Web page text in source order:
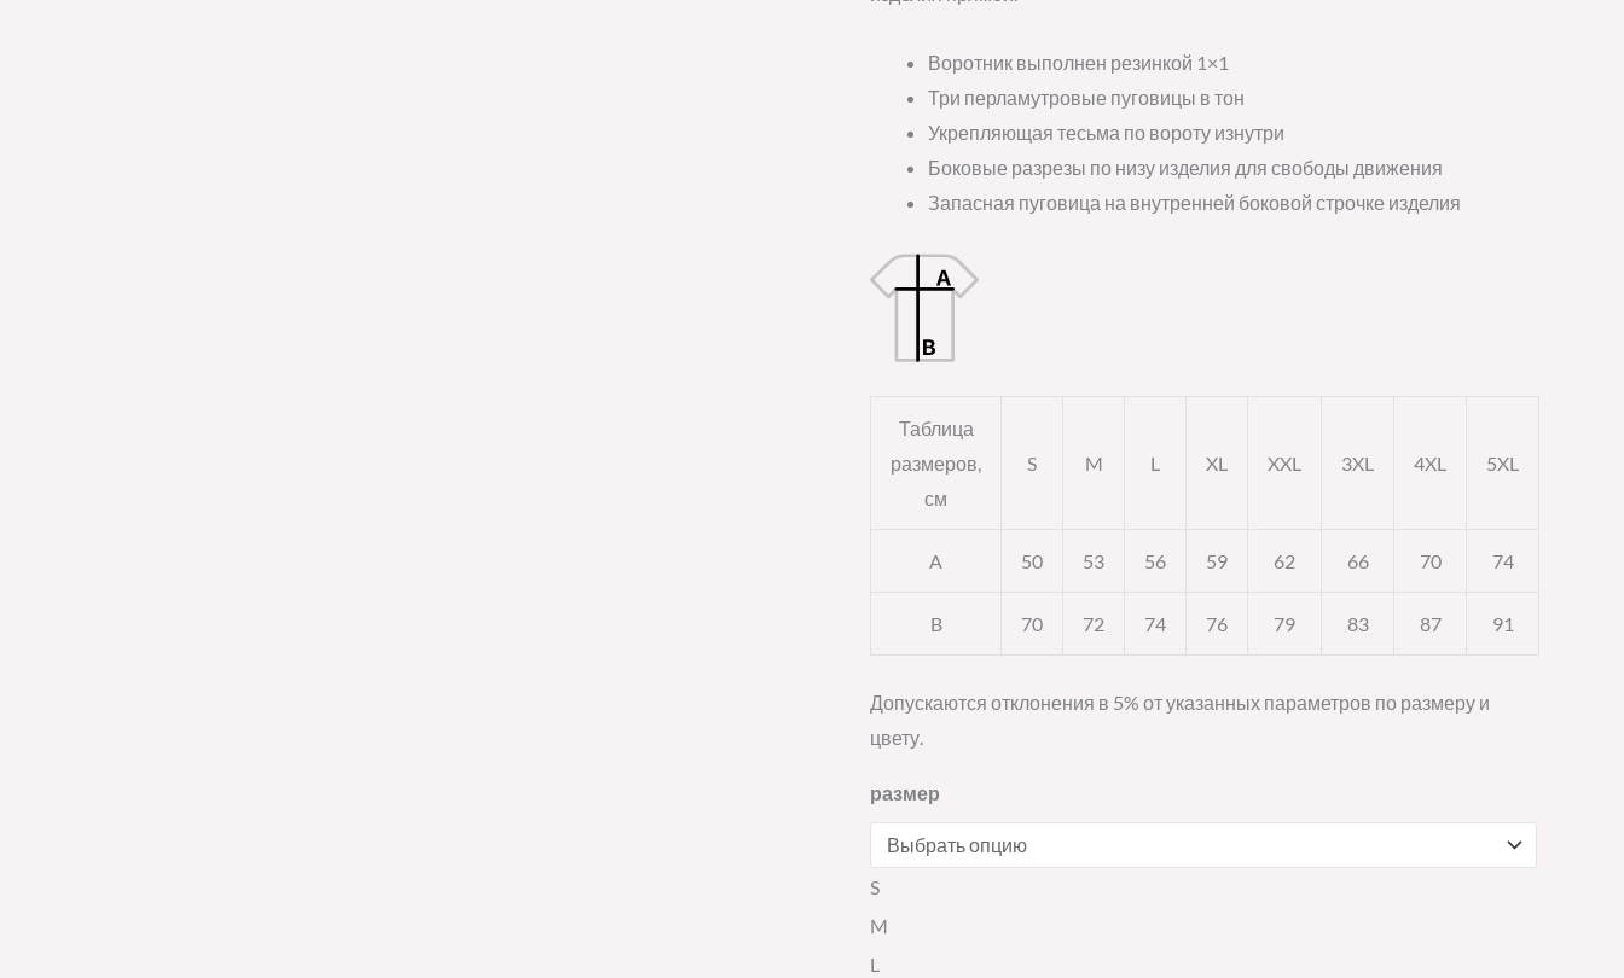
Воротник выполнен резинкой 1×1
Три перламутровые пуговицы в тон
Укрепляющая тесьма по вороту изнутри
Боковые разрезы по низу изделия для свободы движения
Запасная пуговица на внутренней боковой строчке изделия
Таблица
размеров,
см
S M L XL XXL 3XL 4XL 5XL
A 50 53 56 59 62 66 70 74
B 70 72 74 76 79 83 87 91
Допускаются отклонения в 5% от указанных параметров по размеру и
цвету.
размер
S
M
L